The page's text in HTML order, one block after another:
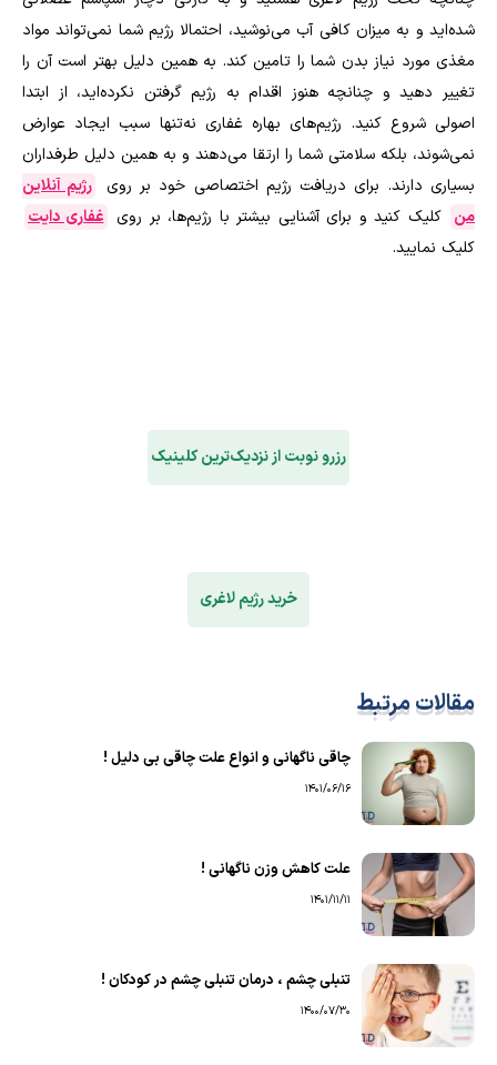
شده‌اید و به میزان کافی آب می‌نوشید، احتمالا رژیم شما نمی‌تواند مواد
مغذی مورد نیاز بدن شما را تامین کند. به همین دلیل بهتر است آن را
تغییر دهید و چنانچه هنوز اقدام به رژیم گرفتن نکرده‌اید، از ابتدا
اصولی شروع کنید. رژیم‌های بهاره غفاری نه‌تنها سبب ایجاد عوارض
نمی‌شوند، بلکه سلامتی شما را ارتقا می‌دهند و به همین دلیل طرفداران
بسیاری دارند. برای دریافت رژیم اختصاصی خود بر روی
رژیم آنلاین
من کلیک کنید و برای آشنایی بیشتر با رژیم‌ها، بر روی غفاری دایت
کلیک نمایید.
رزرو نوبت از نزدیک‌ترین کلینیک
خرید رژیم لاغری
مقالات مرتبط
چاقی ناگهانی و انواع علت چاقی بی دلیل !
1401/06/16
علت کاهش وزن ناگهانی !
1401/11/11
تنبلی چشم ، درمان تنبلی چشم در کودکان !
1400/07/30